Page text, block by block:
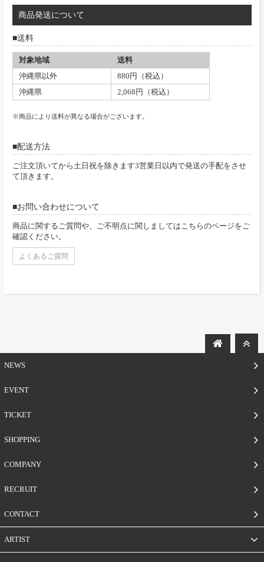
商品発送について
送料
対象地域
送料
沖縄県以外
880円（税込）
沖縄県
2,068円（税込）
※商品により送料が異なる場合がございます。
配送方法
ご注文頂いてから土日祝を除きます3営業日以内で発送の手配をさせ
て頂きます。
お問い合わせについて
商品に関するご質問や、ご不明点に関しましてはこちらのページをご
確認ください。
よくあるご質問
NEWS
EVENT
TICKET
SHOPPING
COMPANY
RECRUIT
CONTACT
ARTIST